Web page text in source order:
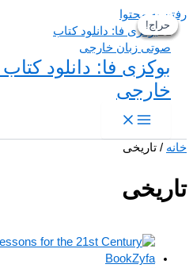
رفتن به محتوا
بوکزی فا: دانلود
خارجی
خانه / تاریخی
تاریخی
حراج!
حراج!
حراج!
حراج!